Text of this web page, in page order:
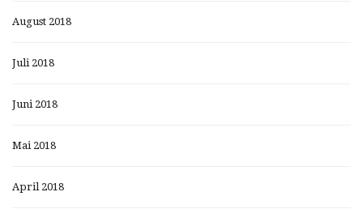
August 2018
Juli 2018
Juni 2018
Mai 2018
April 2018